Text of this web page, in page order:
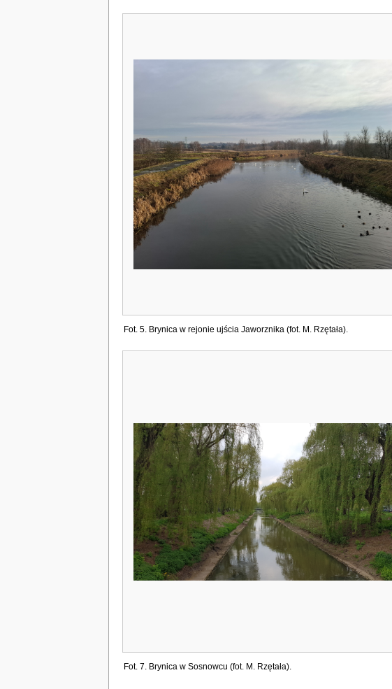
Fot. 5. Brynica w rejonie ujścia Jaworznika (fot. M. Rzętała).
Fot. 7. Brynica w Sosnowcu (fot. M. Rzętała).